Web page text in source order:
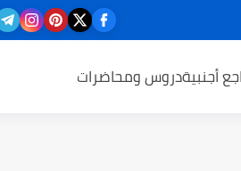
أجنبيةدروس ومحاضرات